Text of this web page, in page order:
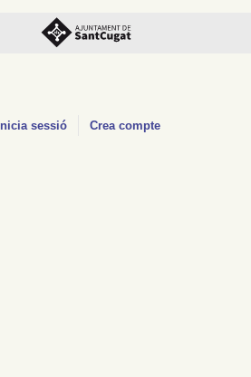
Inicia sessió Crea compte